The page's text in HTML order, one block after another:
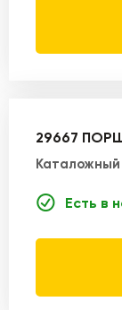
29667
Есть в